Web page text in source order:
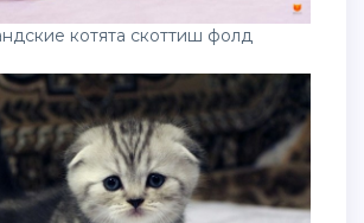
котята скоттиш фолд